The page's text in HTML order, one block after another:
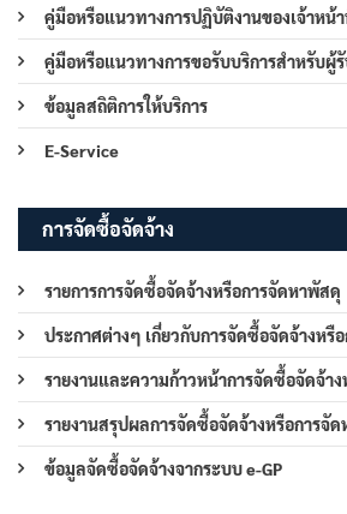
คู่มือหรือแนวทางการปฏิบัติงานของเจ้าหน้
คู่มือหรือแนวทางการขอรับบริการสำหรับผู้
ข้อมูลสถิติการให้บริการ
E-Service
การจัดซื้อจัดจ้าง
รายการการจัดซื้อจัดจ้างหรือการจัดหาพัสดุ
ประกาศต่างๆ เกี่ยวกับการจัดซื้อจัดจ้างหรื
รายงานและความก้าวหน้าการจัดซื้อจัดจ้า
รายงานสรุปผลการจัดซื้อจัดจ้างหรือการจั
ข้อมูลจัดซื้อจัดจ้างจากระบบ e-GP